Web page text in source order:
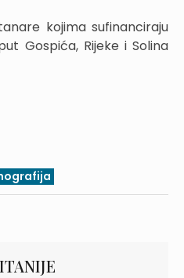
kojima sufinanciraju
Gospića, Rijeke i Solina